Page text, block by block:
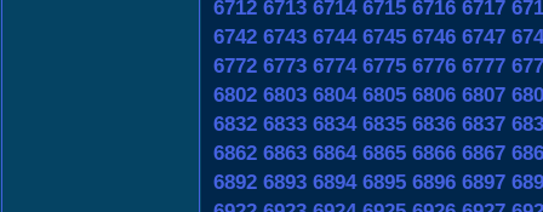
6712 6713 6714 6715 6716 6717
6742 6743 6744 6745 6746 6747
6772 6773 6774 6775 6776 6777
6802 6803 6804 6805 6806 6807
6832 6833 6834 6835 6836 6837
6862 6863 6864 6865 6866 6867
6892 6893 6894 6895 6896 6897